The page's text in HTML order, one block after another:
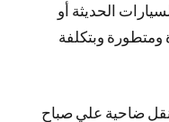
الحديثة أو
ومتطورة وبتكلفة
ضاحية علي صباح